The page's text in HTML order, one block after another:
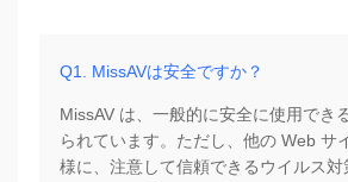
Q1. MissAVは安全ですか？
MissAV は、一般的に安全に使用でき
られています。ただし、他の Web サ
様に、注意して信頼できるウイルス対